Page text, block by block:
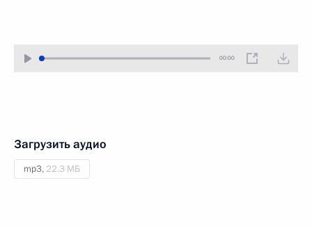
00:00
Загрузить аудио
mp3, 22.3 МБ